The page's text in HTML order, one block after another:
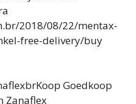
2018/08/22/mentax-
free-delivery/buy
Goedkoop
Zanaflex